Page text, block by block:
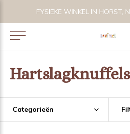
VOLG KRUIMEL VIA
Hartslagknuffels
Categorieën